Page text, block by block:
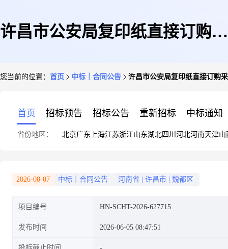
许昌市公安局复印纸直接订购采
您当前的位置： 首页 中标｜合同公告 许昌市公安局复印纸直接订购
首页 招标预告 招标公告 重新招标 中标通知
省份地区： 北京广东 上海江苏浙江山东湖北四川 河北河南天津山
2026-08-07 中标｜合同公告 河南省 许昌市 魏都区
项目编号 HN-SCHT-2026-627715
发布时间 2026-06-05 08:47:51